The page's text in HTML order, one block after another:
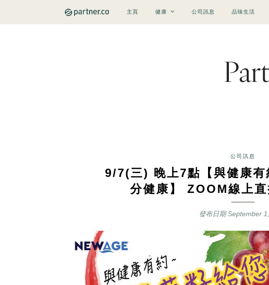
主頁 健康 公司訊息 品味生活
公司訊息
9/7(三) 晚上7點【與健康
分健康】 ZOOM線上
發布日期September